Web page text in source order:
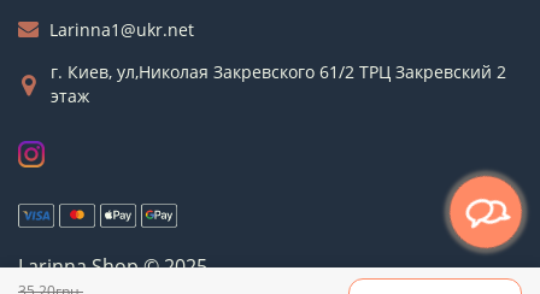
Larinna1@ukr.net
г. Киев, ул,Николая Закревского 61/2 ТРЦ Закревский 2
этаж
Larinna Shop © 2025